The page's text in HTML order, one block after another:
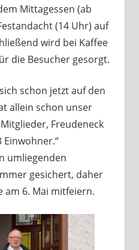
Mittagessen (ab
(14 Uhr) auf
wird bei Kaffee
die Besucher gesorgt.
schon jetzt auf den
allein schon unser
Freudeneck
umliegenden
gesichert, daher
am 6. Mai mitfeiern.